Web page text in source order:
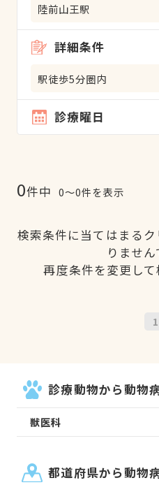
陸前山王駅
詳細条件
駅徒歩5分圏内
診療曜日
0件中 0〜0件を表示
検索条件に当てはまる
りません
再度条件を変更して
1
診療動物から動物
獣医科
都道府県から動物